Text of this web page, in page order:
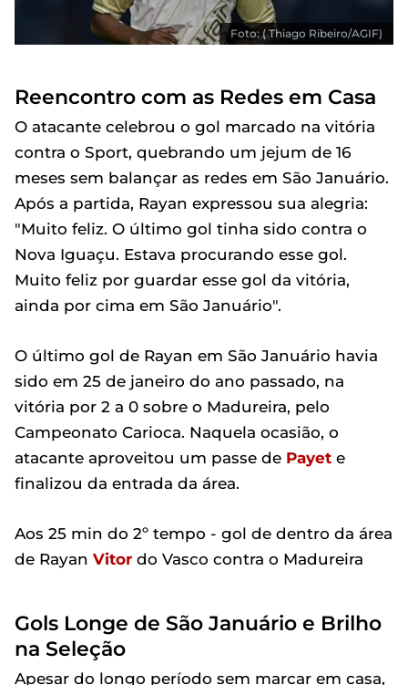
Foto: ( Thiago Ribeiro/AGIF)
Reencontro com as Redes em Casa
O atacante celebrou o gol marcado na vitória
contra o Sport, quebrando um jejum de 16
meses sem balançar as redes em São Januário.
Após a partida, Rayan expressou sua alegria:
"Muito feliz. O último gol tinha sido contra o
Nova Iguaçu. Estava procurando esse gol.
Muito feliz por guardar esse gol da vitória,
ainda por cima em São Januário".
O último gol de Rayan em São Januário havia
sido em 25 de janeiro do ano passado, na
vitória por 2 a 0 sobre o Madureira, pelo
Campeonato Carioca. Naquela ocasião, o
atacante aproveitou um passe de Payet e
finalizou da entrada da área.
Aos 25 min do 2º tempo - gol de dentro da área
de Rayan Vitor do Vasco contra o Madureira
Gols Longe de São Januário e Brilho
na Seleção
Apesar do longo período sem marcar em casa,